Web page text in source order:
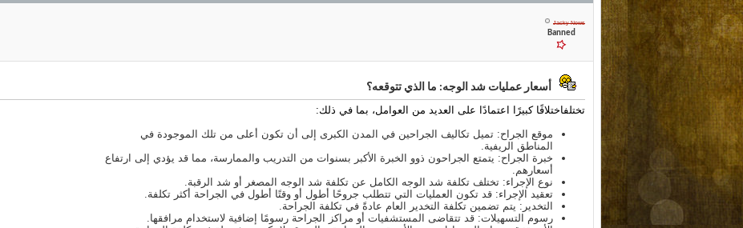
Jacky News
Banned
أسعار عمليات شد الوجه: ما الذي تتوقعه؟
تختلفاختلافًا كبيرًا اعتمادًا على العديد من العوامل، بما في ذلك:
موقع الجراح: تميل تكاليف الجراحين في المدن الكبرى إلى أن تكون أعلى من تلك الموجودة في
المناطق الريفية.
خبرة الجراح: يتمتع الجراحون ذوو الخبرة الأكبر بسنوات من التدريب والممارسة، مما قد يؤدي إلى ارتفاع
أسعارهم.
نوع الإجراء: تختلف تكلفة شد الوجه الكامل عن تكلفة شد الوجه المصغر أو شد الرقبة.
تعقيد الإجراء: قد تكون العمليات التي تتطلب جروحًا أطول أو وقتًا أطول في الجراحة أكثر تكلفة.
التخدير: يتم تضمين تكلفة التخدير العام عادةً في تكلفة الجراحة.
رسوم التسهيلات: قد تتقاضى المستشفيات أو مراكز الجراحة رسومًا إضافية لاستخدام مرافقها.